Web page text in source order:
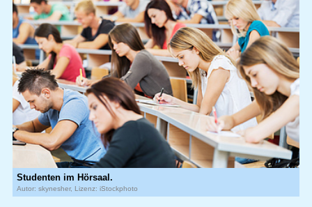
Studenten im Hörsaal.
Autor: skynesher, Lizenz: iStockphoto